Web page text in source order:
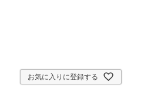
お気に入りに登録する